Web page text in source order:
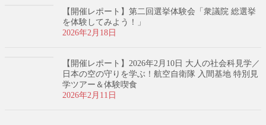
【開催レポート】第二回選挙体験会「衆議院 総選挙
を体験してみよう！」
2026年2月18日
【開催レポート】2026年2月10日 大人の社会科見学／
日本の空の守りを学ぶ！航空自衛隊 入間基地 特別見
学ツアー＆体験喫食
2026年2月11日